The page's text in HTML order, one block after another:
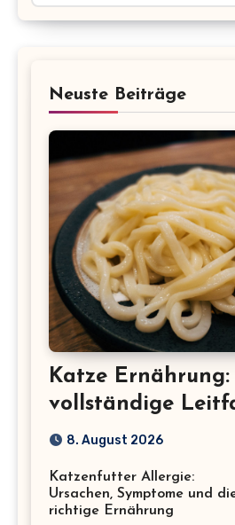
Neuste Beiträge
Katze Ernährung:
vollständige
eine gesunde
8. August 2026
Katzenfutter Allergie:
Ursachen, Symptome und
richtige Ernährung